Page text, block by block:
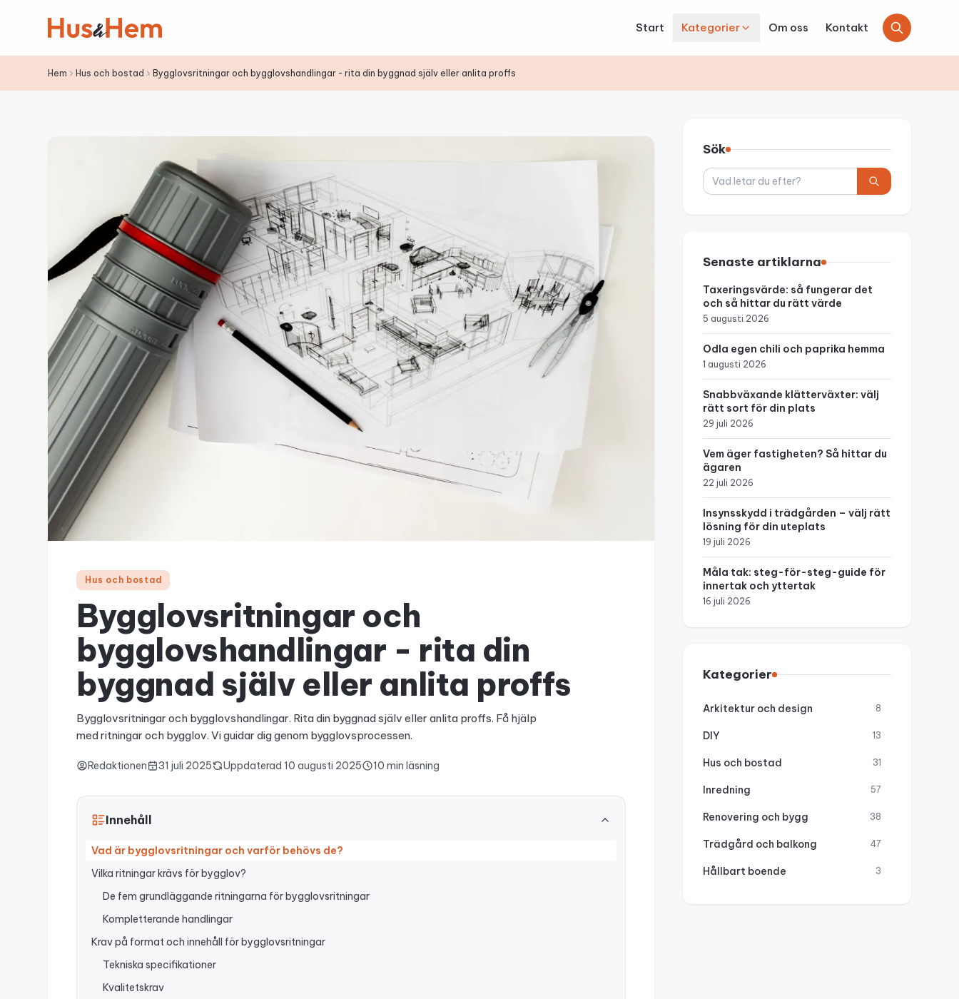
Start Kategorier Om oss Kontakt
Hem Hus och bostad Bygglovsritningar och bygglovshandlingar - rita din byggnad själv eller anlita proffs
Hus och bostad
Bygglovsritningar och
bygglovshandlingar - rita din
byggnad själv eller anlita proffs
Bygglovsritningar och bygglovshandlingar. Rita din byggnad själv eller anlita proffs. Få hjälp
med ritningar och bygglov. Vi guidar dig genom bygglovsprocessen.
Redaktionen 31 juli 2025 Uppdaterad 10 augusti 2025 10 min läsning
Innehåll
Vad är bygglovsritningar och varför behövs de?
Vilka ritningar krävs för bygglov?
De fem grundläggande ritningarna för bygglovsritningar
Kompletterande handlingar
Krav på format och innehåll för bygglovsritningar
Tekniska specifikationer
Kvalitetskrav
Sök
Sök
Senaste artiklarna
Taxeringsvärde: så fungerar det
och så hittar du rätt värde
5 augusti 2026
Odla egen chili och paprika hemma
1 augusti 2026
Snabbväxande klätterväxter: välj
rätt sort för din plats
29 juli 2026
Vem äger fastigheten? Så hittar du
ägaren
22 juli 2026
Insynsskydd i trädgården – välj rätt
lösning för din uteplats
19 juli 2026
Måla tak: steg-för-steg-guide för
innertak och yttertak
16 juli 2026
Kategorier
Arkitektur och design 8
DIY 13
Hus och bostad 31
Inredning 57
Renovering och bygg 38
Trädgård och balkong 47
Hållbart boende 3